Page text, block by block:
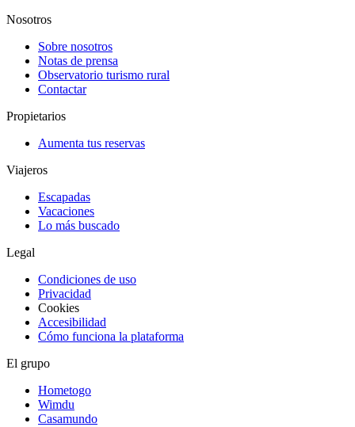
Nosotros
Sobre nosotros
Notas de prensa
Observatorio turismo rural
Contactar
Propietarios
Aumenta tus reservas
Viajeros
Escapadas
Vacaciones
Lo más buscado
Legal
Condiciones de uso
Privacidad
Cookies
Accesibilidad
Cómo funciona la plataforma
El grupo
Hometogo
Wimdu
Casamundo